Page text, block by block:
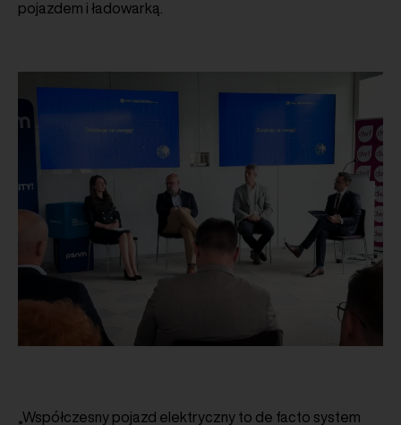
pojazdem i ładowarką.
„Współczesny pojazd elektryczny to de facto system